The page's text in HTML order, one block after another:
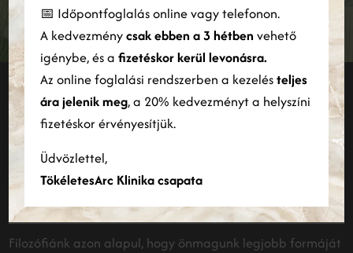
FELIRATKOZÁS
Maradjunk kapcsolatban
INSTAGRAM
Filozófiánk azon alapul, hogy önmagunk legjobb formáját
📅 Időpontfoglalás online vagy telefonon.
A kedvezménycsak ebben a 3 hétben vehető
igénybe, és a fizetéskor kerül levonásra.
Az online foglalási rendszerben a kezelésteljes
ára jelenik meg, a 20% kedvezményt a helyszíni
fizetéskor érvényesítjük.
Üdvözlettel,
TökéletesArc Klinika csapata
elemző partnereinkkel is, akik egyesíthetik azokat más
információkkal, amelyeket Ön biztosított számukra, vagy
amelyeket a szolgáltatásaik Ön általi használatából gyűjtöttek
össze.
Bővebben
ÖSSZES ELFOGADÁSA
ÖSSZES ELUTASÍTÁSA